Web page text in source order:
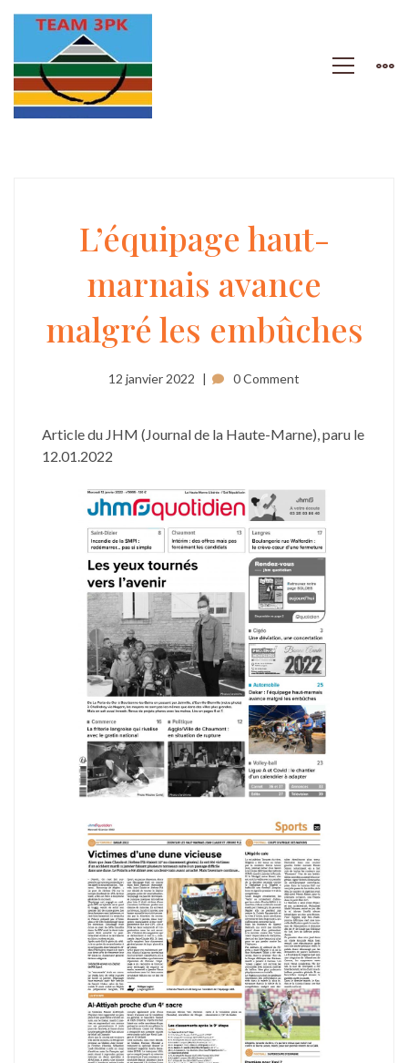
L’équipage
haut-
marnais
malgré
les
embûches
L’équipage haut-
marnais avance
malgré les embûches
12 janvier 2022 0 Comment
Article du JHM (Journal de la Haute-Marne), paru le
12.01.2022